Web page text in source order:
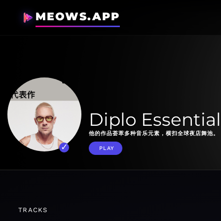
MEOWS.APP
Diplo
他的作品荟萃多种音乐元素，横扫全球夜店舞池。
PLAY
TRACKS